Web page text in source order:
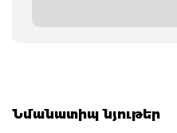
Նմանատիպ նյութեր